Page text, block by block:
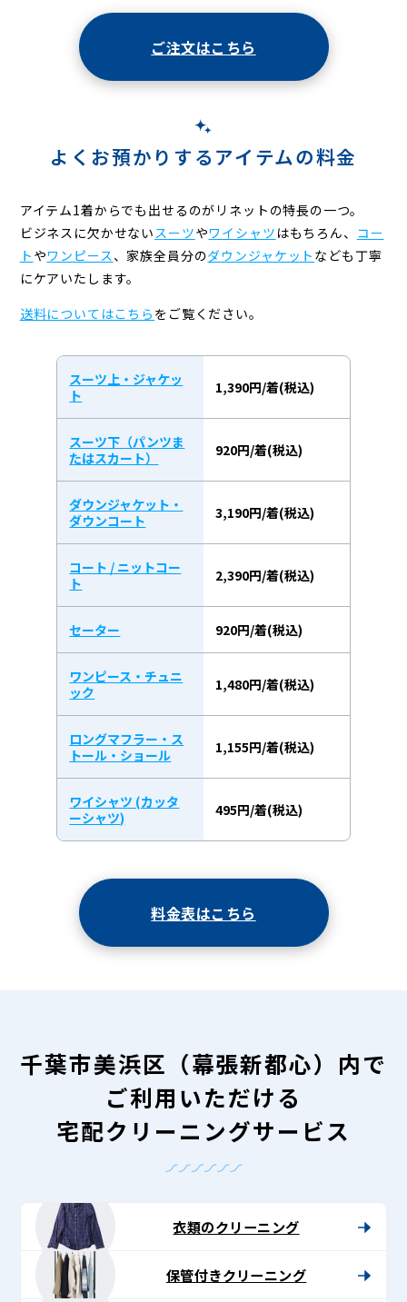
ご注文はこちら
よくお預かりするアイテムの料金
アイテム1着からでも出せるのがリネットの特長の一つ。
ビジネスに欠かせない スーツやワイシャツ はもちろん、 コー
ト やワンピース 、 家族全員分のダウンジャケット なども丁寧
にケアいたします。
送料についてはこちら をご覧ください。
スーツ上・ジャケッ
ト
1,390円/着(税込)
スーツ下（パンツま
たはスカート）
920円/着(税込)
ダウンジャケット・
ダウンコート
3,190円/着(税込)
コート / ニットコー
ト
2,390円/着(税込)
セーター 920円/着(税込)
ワンピース・チュニ
ック
1,480円/着(税込)
ロングマフラー・ス
トール・ショール
1,155円/着(税込)
ワイシャツ (カッタ
ーシャツ)
495円/着(税込)
料金表はこちら
千葉市美浜区（幕張新都心）内で
ご利用いただける
宅配クリーニングサービス
衣類のクリーニング
保管付きクリーニング